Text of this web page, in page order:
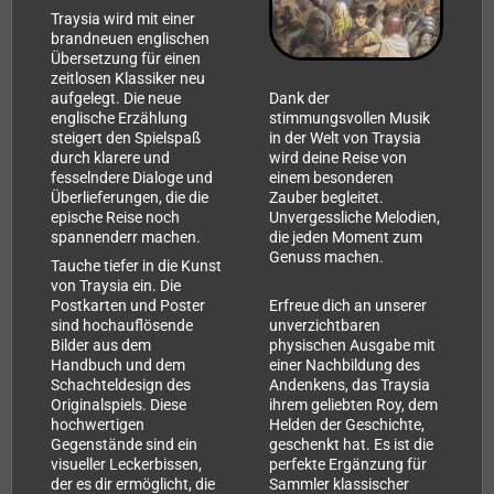
Traysia wird mit einer
brandneuen englischen
Übersetzung für einen
zeitlosen Klassiker neu
aufgelegt. Die neue
englische Erzählung
steigert den Spielspaß
durch klarere und
fesselndere Dialoge und
Überlieferungen, die die
epische Reise noch
spannenderr machen.
Tauche tiefer in die Kunst
von Traysia ein. Die
Postkarten und Poster
sind hochauflösende
Bilder aus dem
Handbuch und dem
Schachteldesign des
Originalspiels. Diese
hochwertigen
Gegenstände sind ein
visueller Leckerbissen,
der es dir ermöglicht, die
Dank der
stimmungsvollen Musik
in der Welt von Traysia
wird deine Reise von
einem besonderen
Zauber begleitet.
Unvergessliche Melodien,
die jeden Moment zum
Genuss machen.
Erfreue dich an unserer
unverzichtbaren
physischen Ausgabe mit
einer Nachbildung des
Andenkens, das Traysia
ihrem geliebten Roy, dem
Helden der Geschichte,
geschenkt hat. Es ist die
perfekte Ergänzung für
Sammler klassischer